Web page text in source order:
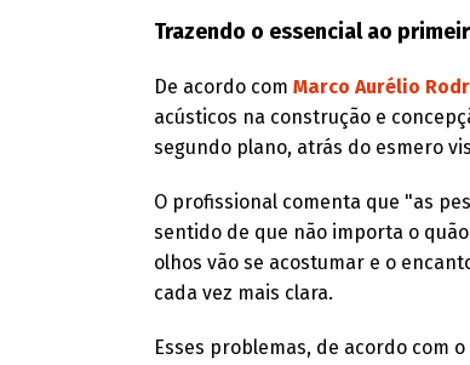
Trazendo o essencial ao
De acordo com Marco Aurélio
acústicos na construção e
segundo plano, atrás do esmero
O profissional comenta que "as
sentido de que não importa o
olhos vão se acostumar e o
cada vez mais clara.
Esses problemas, de acordo com